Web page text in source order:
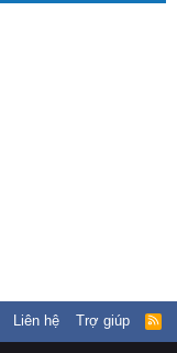
Liên hệ Trợ giúp
R